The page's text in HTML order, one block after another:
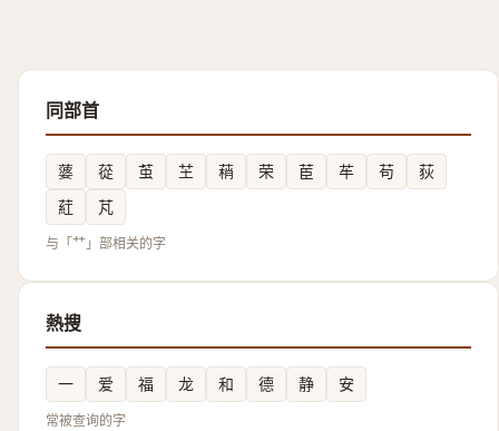
同部首
蔢 蓯 茧 芏 䔠 荣 茞 䒜 苟
荻
葒
芃
与「艹」部相关的字
熱搜
一 爱 福 龙 和 德 静 安
常被查询的字